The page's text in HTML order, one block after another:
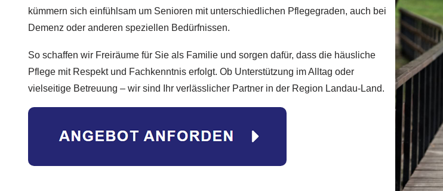
kümmern sich einfühlsam um Senioren mit unterschiedlichen Pflegegraden, auch bei
Demenz oder anderen speziellen Bedürfnissen.
So schaffen wir Freiräume für Sie als Familie und sorgen dafür, dass die häusliche
Pflege mit Respekt und Fachkenntnis erfolgt. Ob Unterstützung im Alltag oder
vielseitige Betreuung – wir sind Ihr verlässlicher Partner in der Region Landau-Land.